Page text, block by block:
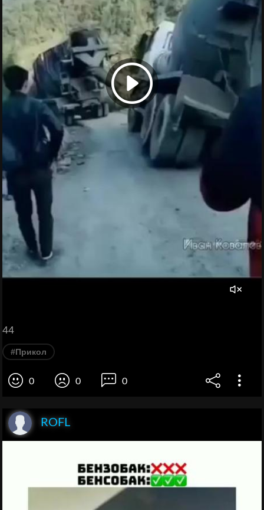
44
#Прикол
0 0 0
ROFL